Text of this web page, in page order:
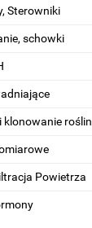
Sterowniki
schowki
klonowanie roślin
Powietrza